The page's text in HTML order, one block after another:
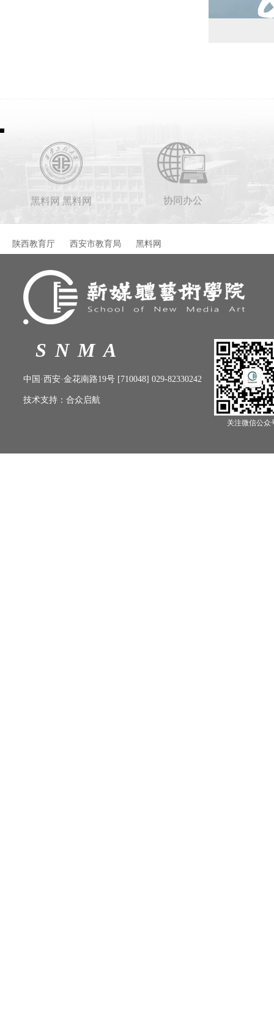
黑料网 黑料网 协同办公
陕西教育厅 西安市教育局 黑料网
SNMA
中国·西安·金花南路19号 [710048] 029-82330242
技术支持： 合众启航
关注微信公众